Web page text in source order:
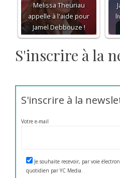
Melissa Theuriau
appelle à l'aide pour
Jamel Debbouze !
S'inscrire à la
S'inscrire à la
Votre e-mail
Je souhaite recevoir, par voie
quotidien par YC Media.